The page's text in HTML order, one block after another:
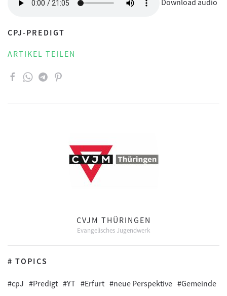
# TOPICS
#cpJ #Predigt #YT #Erfurt #neue Perspektive #Gemeinde
CPJ-PREDIGT
ARTIKEL TEILEN
CVJM THÜRINGEN
Evangelisches Jugendwerk